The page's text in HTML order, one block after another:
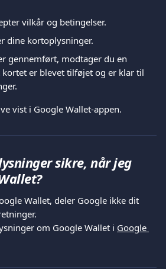
vilkår og betingelser.
dine kortoplysninger.
gennemført, modtager du en
kortet er blevet tilføjet og er klar til
vist i Google Wallet-appen.
sikre, når jeg
Wallet, deler Google ikke dit
om Google Wallet i Google